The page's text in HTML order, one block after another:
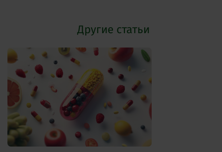
Другие статьи